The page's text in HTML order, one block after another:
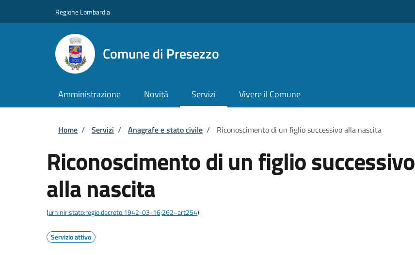
Regione Lombardia
Comune di Presezzo
Amministrazione Novità Servizi Vivere il Comune
Briciole di pane
Home / Servizi / Anagrafe e stato civile / Riconoscimento di un figlio successivo alla nascita
Riconoscimento di un figlio successivo
alla nascita
(urn:nir:stato:regio.decreto:1942-03-16;262~art254)
Servizio attivo